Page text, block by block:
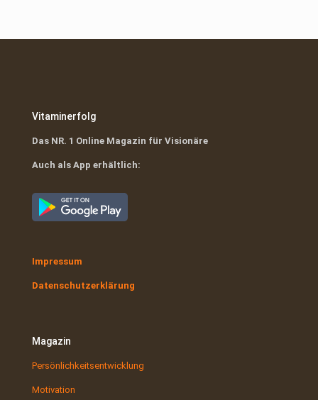
Vitaminerfolg
Das NR. 1 Online Magazin für Visionäre
Auch als App erhältlich:
Impressum
Datenschutzerklärung
Magazin
Persönlichkeitsentwicklung
Motivation